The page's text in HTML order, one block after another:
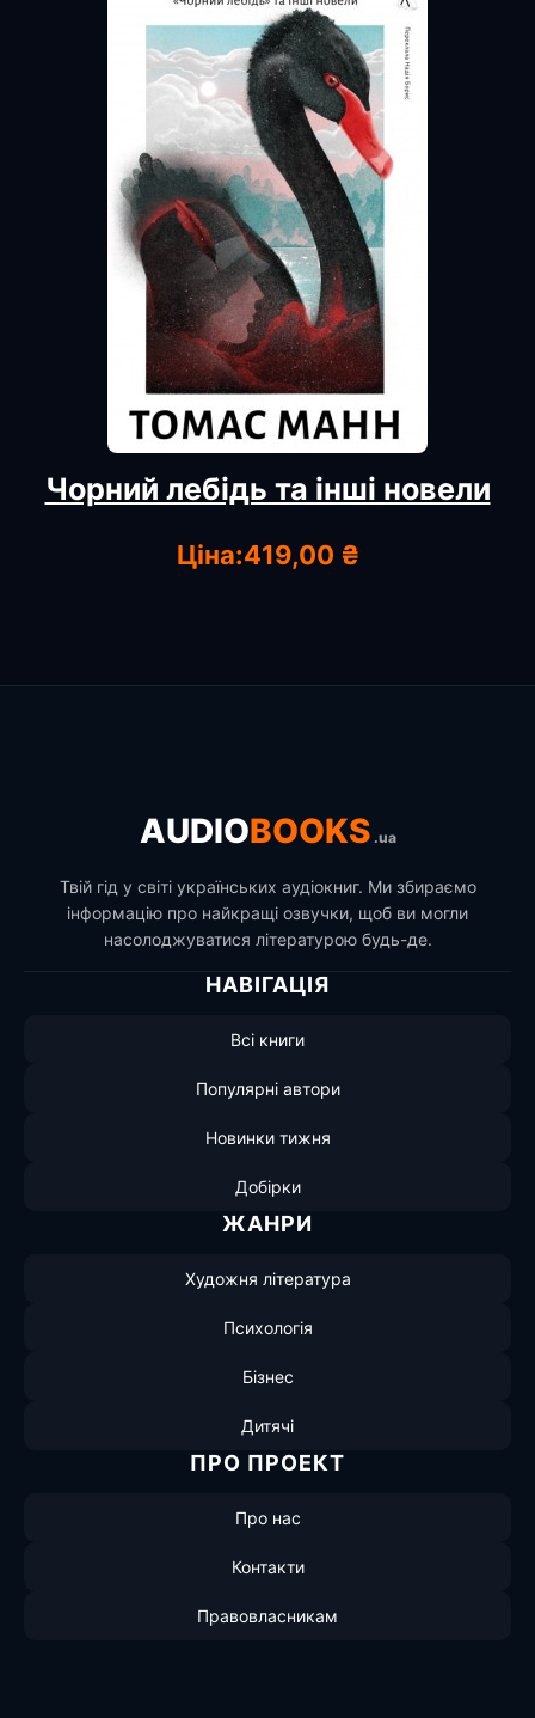
Чорний лебідь та інші новели
Ціна:419,00 ₴
AUDIOBOOKS .ua
Твій гід у світі українських аудіокниг. Ми збираємо
інформацію про найкращі озвучки, щоб ви могли
насолоджуватися літературою будь-де.
НАВІГАЦІЯ
Всі книги
Популярні автори
Новинки тижня
Добірки
ЖАНРИ
Художня література
Психологія
Бізнес
Дитячі
ПРО ПРОЕКТ
Про нас
Контакти
Правовласникам